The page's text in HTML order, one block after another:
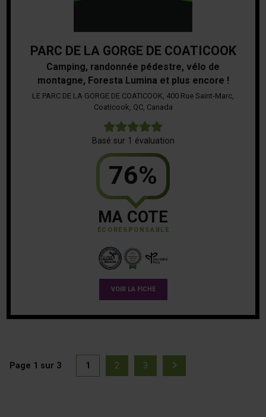
PARC DE LA GORGE DE COATICOOK
Camping, randonnée pédestre, vélo de
montagne, Foresta Lumina et plus encore !
LE PARC DE LA GORGE DE COATICOOK, 400 Rue Saint-Marc,
Coaticook, QC, Canada
Basé sur 1 évaluation
76%
MA COTE
ÉCORESPONSABLE
VOIR LA FICHE
Page 1 sur 3
1
(actuellement sélectionnée)
2
3